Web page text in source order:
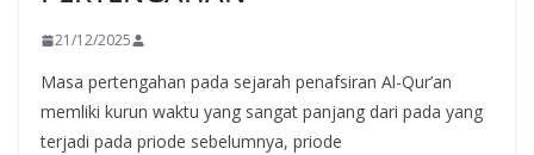
21/12/2025
Masa pertengahan pada sejarah penafsiran Al-Qur’an
memliki kurun waktu yang sangat panjang dari pada yang
terjadi pada priode sebelumnya, priode